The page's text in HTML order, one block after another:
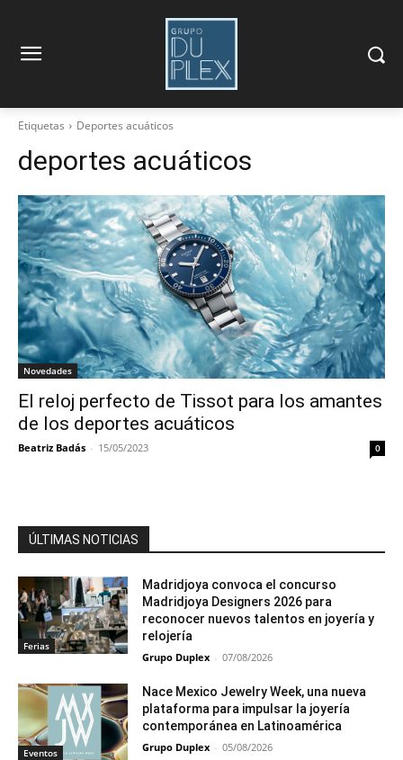
Etiquetas Deportes acuáticos
deportes acuáticos
Novedades
El reloj perfecto de Tissot para los amantes
de los deportes acuáticos
Beatriz Badás - 15/05/2023 0
ÚLTIMAS NOTICIAS
Ferias
Madridjoya convoca el concurso
Madridjoya Designers 2026 para
reconocer nuevos talentos en joyería y
relojería
Grupo Duplex - 07/08/2026
Eventos
Nace Mexico Jewelry Week, una nueva
plataforma para impulsar la joyería
contemporánea en Latinoamérica
Grupo Duplex - 05/08/2026